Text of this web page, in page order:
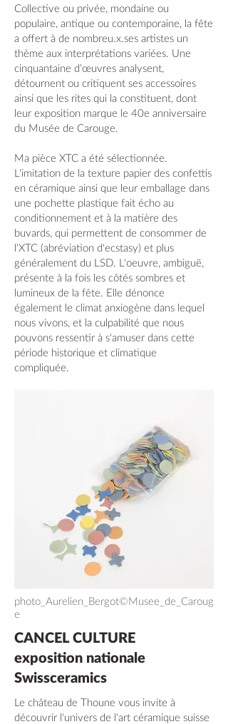
Collective ou privée, mondaine ou
populaire, antique ou contemporaine, la fête
a offert à de nombreu.x.ses artistes un
thème aux interprétations variées. Une
cinquantaine d’œuvres analysent,
détournent ou critiquent ses accessoires
ainsi que les rites qui la constituent, dont
leur exposition marque le 40e anniversaire
du Musée de Carouge.
Ma pièce XTC a été sélectionnée.
L'imitation de la texture papier des confettis
en céramique ainsi que leur emballage dans
une pochette plastique fait écho au
conditionnement et à la matière des
buvards, qui permettent de consommer de
l'XTC (abréviation d'ecstasy) et plus
généralement du LSD. L'oeuvre, ambiguë,
présente à la fois les côtés sombres et
lumineux de la fête. Elle dénonce
également le climat anxiogène dans lequel
nous vivons, et la culpabilité que nous
pouvons ressentir à s'amuser dans cette
période historique et climatique
compliquée.
photo_Aurelien_Bergot©Musee_de_Caroug
e
CANCEL CULTURE
exposition nationale
Swissceramics
Le château de Thoune vous invite à
découvrir l‘univers de l‘art céramique suisse